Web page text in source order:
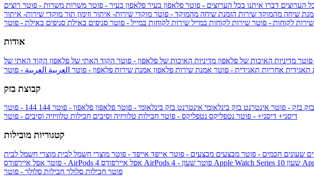
הערוצים דברו איתנו בכל הערוצים - פוטר פלאפון בעיר פלאפון בעיר - פוטר משרות משרות - פוטר רוצים
שיחה מהמוקד שירות הזמנת שיחה מהמוקד - פוטר מוקדי שירות- איתור וזימון תור מוקדי שירות- איתור
לקוחות - פוטר שירות לקוחות במייל שירות לקוחות במייל - פוטר סניפים באילת סניפים באילת - פוטר
אודות
פוטר מדיניות האיכות של פלאפון מדיניות האיכות של פלאפון - פוטר הקוד האתי של פלאפון הקוד האתי של
תאגידית אחריות תאגידית - פוטר אמנת שירות פלאפון אמנת שירות פלאפון - פוטר العربية العربية - פוטר
קבוצת בזק
בזק בזק - פוטר אינטרנט בזק בינלאומי אינטרנט בזק בינלאומי - פוטר פלאפון פלאפון - פוטר 144
דיסני+ דיסני+ - פוטר נטפליקס נטפליקס - פוטר חבילות טלוויזיה וסיבים חבילות טלוויזיה וסיבים - פוטר
קטגוריות מובילות
שעונים חכמים - פוטר מבצעים מבצעים - פוטר אייפד אייפד - פוטר מוצרי חשמל לבית מוצרי חשמל לבית
- פוטר אפל איירפודס AirPods 4 אפל איירפודס AirPods 4 - פוטר שעון Apple Watch Series 10
פוטר חבילות סלולר חבילות סלולר - פוטר